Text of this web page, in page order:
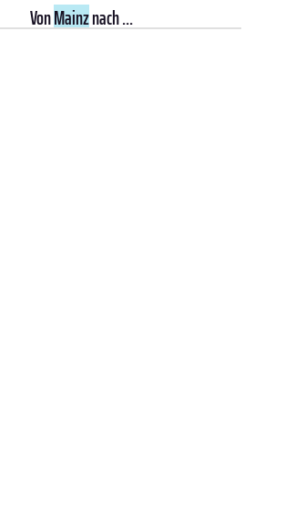
VonMainznach ...